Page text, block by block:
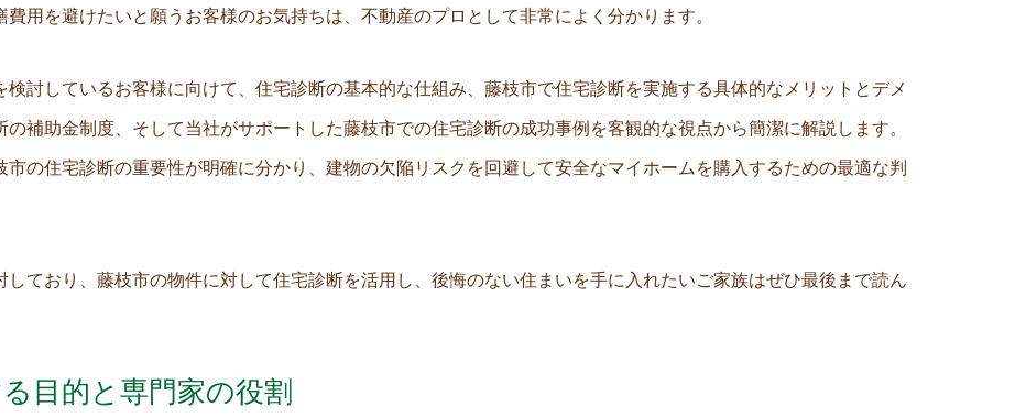
用を避けたいと願うお客様のお気持ちは、不動産のプロとして非常によく分かります。
討しているお客様に向けて、住宅診断の基本的な仕組み、藤枝市で住宅診断を実施する具体的なメリットとデメ
補助金制度、そして当社がサポートした藤枝市での住宅診断の成功事例を客観的な視点から簡潔に解説します。
の住宅診断の重要性が明確に分かり、建物の欠陥リスクを回避して安全なマイホームを購入するための最適な判
ており、藤枝市の物件に対して住宅診断を活用し、後悔のない住まいを手に入れたいご家族はぜひ最後まで読ん
目的と専門家の役割